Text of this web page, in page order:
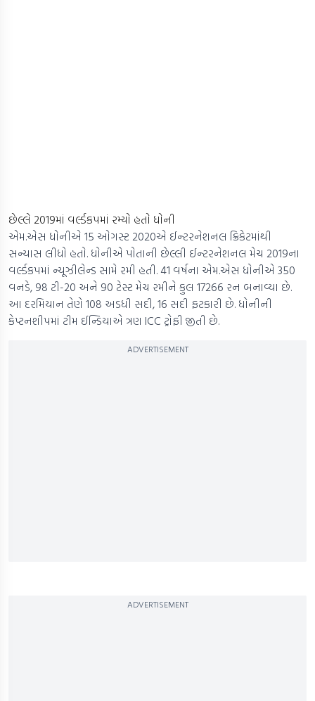
છેલ્લે 2019માં વર્લ્ડકપમાં રમ્યો હતો ધોની
એમ.એસ ધોનીએ 15 ઓગસ્ટ 2020એ ઈન્ટરનેશનલ ક્રિકેટમાંથી
સન્યાસ લીધો હતો. ધોનીએ પોતાની છેલ્લી ઈન્ટરનેશનલ મેચ 2019ના
વર્લ્ડકપમાં ન્યૂઝીલેન્ડ સામે રમી હતી. 41 વર્ષના એમ.એસ ધોનીએ 350
વનડે, 98 ટી-20 અને 90 ટેસ્ટ મેચ રમીને કુલ 17266 રન બનાવ્યા છે.
આ દરમિયાન તેણે 108 અડધી સદી, 16 સદી ફટકારી છે. ધોનીની
કેપ્ટનશીપમાં ટીમ ઈન્ડિયાએ ત્રણ ICC ટ્રોફી જીતી છે.
ADVERTISEMENT
ADVERTISEMENT